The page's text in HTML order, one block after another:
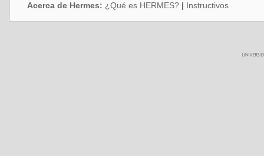
Acerca de Hermes: ¿Qué es HERMES? | Instructivos